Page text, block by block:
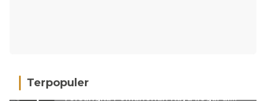
Terpopuler
1
Gakkum Kehutanan Limpahkan
Tersangka Pemanenan Kayu Ilegal di